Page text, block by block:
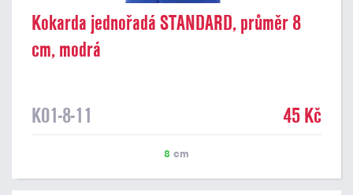
Kokarda jednořadá STANDARD, průměr 8
cm, modrá
K01-8-11 45 Kč
8 cm